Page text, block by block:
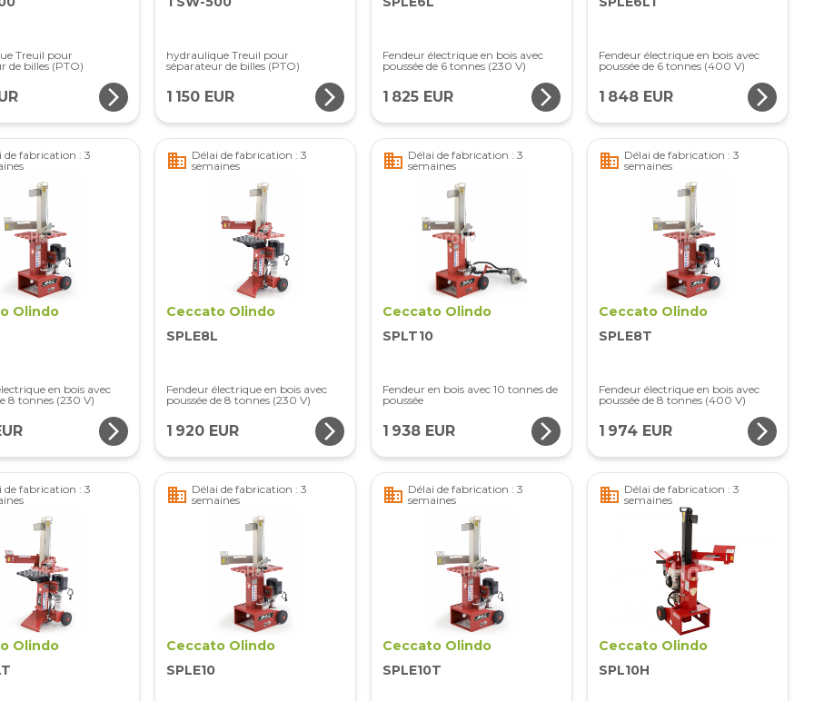
Treuil pour
de billes (PTO)
arrow_forward_ios
hydraulique Treuil pour
séparateur de billes (PTO)
1 150 EUR arrow_forward_ios
Fendeur électrique en bois avec
poussée de 6 tonnes (230 V)
1 825 EUR arrow_forward_ios
Fendeur électrique en bois avec
poussée de 6 tonnes (400 V)
1 848 EUR arrow_forward_ios
de fabrication : 3
Olindo
en bois avec
8 tonnes (230 V)
arrow_forward_ios
business Délai de fabrication : 3
semaines
Ceccato Olindo
SPLE8L
Fendeur électrique en bois avec
poussée de 8 tonnes (230 V)
1 920 EUR arrow_forward_ios
business Délai de fabrication : 3
semaines
Ceccato Olindo
SPLT10
Fendeur en bois avec 10 tonnes de
poussée
1 938 EUR arrow_forward_ios
business Délai de fabrication : 3
semaines
Ceccato Olindo
SPLE8T
Fendeur électrique en bois avec
poussée de 8 tonnes (400 V)
1 974 EUR arrow_forward_ios
de fabrication : 3
Olindo
business Délai de fabrication : 3
semaines
Ceccato Olindo
SPLE10
business Délai de fabrication : 3
semaines
Ceccato Olindo
SPLE10T
business Délai de fabrication : 3
semaines
Ceccato Olindo
SPL10H